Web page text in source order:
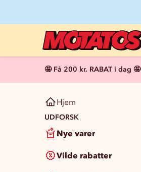
🤩 Få 200 kr. RABAT i dag 🤩
Hjem
UDFORSK
Nye varer
Vilde rabatter